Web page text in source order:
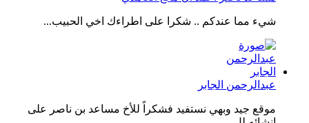
شيء مما عندكم .. شكرا على اطراءك اخي الحبيب...
عبدالرحمن الجابر
موقع جيد وبهي نستفيد فشكراً للأخ مساعد بن ناصر على